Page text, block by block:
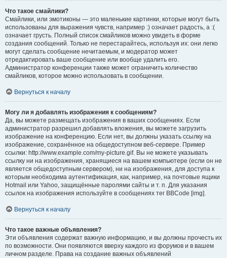
Что такое смайлики?
Смайлики, или эмотиконы — это маленькие картинки, которые могут быть
использованы для выражения чувств, например :) означает радость, а :(
означает грусть. Полный список смайликов можно увидеть в форме
создания сообщений. Только не перестарайтесь, используя их: они легко
могут сделать сообщение нечитаемым, и модератор может
отредактировать ваше сообщение или вообще удалить его.
Администратор конференции также может ограничить количество
смайликов, которое можно использовать в сообщении.
Вернуться к началу
Могу ли я добавлять изображения к сообщениям?
Да, вы можете размещать изображения в ваших сообщениях. Если
администратор разрешил добавлять вложения, вы можете загрузить
изображение на конференцию. Если нет, вы должны указать ссылку на
изображение, сохранённое на общедоступном веб-сервере. Пример
ссылки: http://www.example.com/my-picture.gif. Вы не можете указывать
ссылку ни на изображения, хранящиеся на вашем компьютере (если он не
является общедоступным сервером), ни на изображения, для доступа к
которым необходима аутентификация, как, например, на почтовые ящики
Hotmail или Yahoo, защищённые паролями сайты и т. п. Для указания
ссылок на изображения используйте в сообщениях тег BBCode [img].
Вернуться к началу
Что такое важные объявления?
Эти объявления содержат важную информацию, и вы должны прочесть их
по возможности. Они появляются вверху каждого из форумов и в вашем
личном разделе. Права на создание важных объявлений